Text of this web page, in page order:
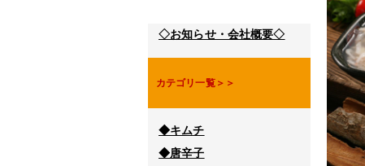
◇お知らせ・会社概要◇
カテゴリ一覧＞＞
◆キムチ
◆唐辛子